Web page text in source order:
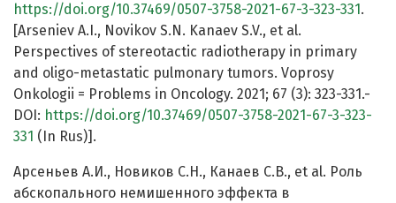
https://doi.org/10.37469/0507-3758-2021-67-3-323-331 .
[Arseniev A.I., Novikov S.N. Kanaev S.V., et al.
Perspectives of stereotactic radiotherapy in primary
and oligo-metastatic pulmonary tumors. Voprosy
Onkologii = Problems in Oncology. 2021; 67 (3): 323-331.-
DOI: https://doi.org/10.37469/0507-3758-2021-67-3-323-
331 (In Rus)].
Арсеньев А.И., Новиков С.Н., Канаев С.В., et al. Роль
абскопального немишенного эффекта в